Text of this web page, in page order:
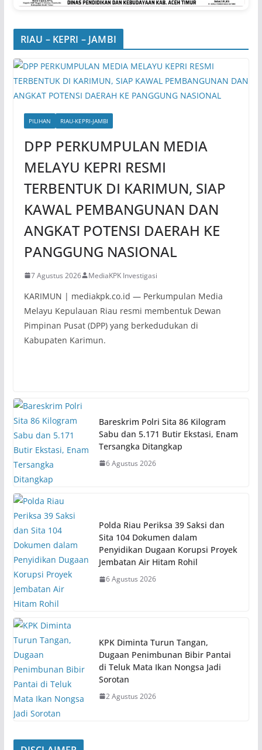
RIAU – KEPRI – JAMBI
PILIHAN RIAU-KEPRI-JAMBI
DPP PERKUMPULAN MEDIA
MELAYU KEPRI RESMI
TERBENTUK DI KARIMUN, SIAP
KAWAL PEMBANGUNAN DAN
ANGKAT POTENSI DAERAH KE
PANGGUNG NASIONAL
7 Agustus 2026 MediaKPK Investigasi
KARIMUN | mediakpk.co.id — Perkumpulan Media
Melayu Kepulauan Riau resmi membentuk Dewan
Pimpinan Pusat (DPP) yang berkedudukan di
Kabupaten Karimun.
Bareskrim Polri Sita 86 Kilogram
Sabu dan 5.171 Butir Ekstasi, Enam
Tersangka Ditangkap
6 Agustus 2026
Polda Riau Periksa 39 Saksi dan
Sita 104 Dokumen dalam
Penyidikan Dugaan Korupsi Proyek
Jembatan Air Hitam Rohil
6 Agustus 2026
KPK Diminta Turun Tangan,
Dugaan Penimbunan Bibir Pantai
di Teluk Mata Ikan Nongsa Jadi
Sorotan
2 Agustus 2026